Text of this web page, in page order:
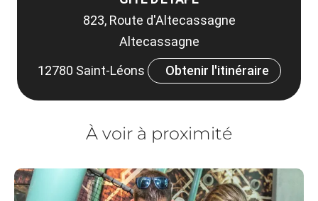
823, Route d'Altecassagne
Altecassagne
12780 Saint-Léons
Obtenir l'itinéraire
À voir à proximité